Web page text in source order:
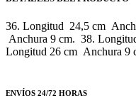
36. Longitud 24,5 cm
Anchura 9 cm. 38.
Longitud 26 cm Anchura 9
ENVÍOS 24/72 HORAS